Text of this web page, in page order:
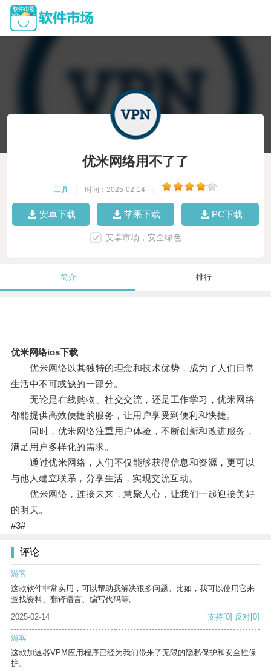
优米网络用不了了
工具 时间：2025-02-14
安卓下载 苹果下载 PC下载
安卓市场，安全绿色
简介 排行
优米网络ios下载
优米网络以其独特的理念和技术优势，成为了人们日常
生活中不可或缺的一部分。
无论是在线购物、社交交流，还是工作学习，优米网络
都能提供高效便捷的服务，让用户享受到便利和快捷。
同时，优米网络注重用户体验，不断创新和改进服务，
满足用户多样化的需求。
通过优米网络，人们不仅能够获得信息和资源，更可以
与他人建立联系，分享生活，实现交流互动。
优米网络，连接未来，慧聚人心，让我们一起迎接美好
的明天。
#3#
评论
游客
这款软件非常实用，可以帮助我解决很多问题。比如，我可以使用它来
查找资料、翻译语言、编写代码等。
2025-02-14
支持[0] 反对[0]
游客
这款加速器VPM应用程序已经为我们带来了无限的隐私保护和安全性保
护。